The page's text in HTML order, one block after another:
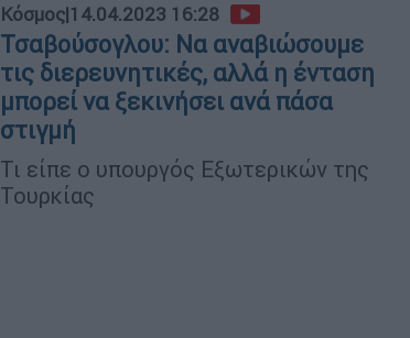
Κόσμος|14.04.2023 16:28
Τσαβούσογλου: Να αναβιώσουμε
τις διερευνητικές, αλλά η ένταση
μπορεί να ξεκινήσει ανά πάσα
στιγμή
Τι είπε ο υπουργός Εξωτερικών της
Τουρκίας